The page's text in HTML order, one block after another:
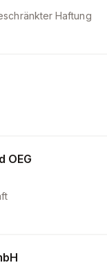
Haftung
OEG